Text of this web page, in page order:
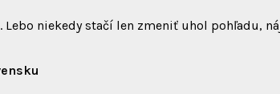
Lebo niekedy stačí len zmeniť uhol pohľadu,